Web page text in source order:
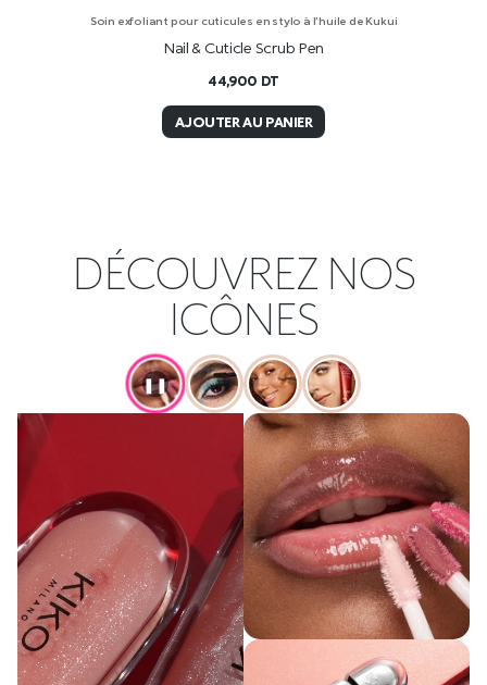
Soin exfoliant pour cuticules en stylo à l’huile de Kukui
Nail & Cuticle Scrub Pen
44,900 DT
AJOUTER AU PANIER
DÉCOUVREZ NOS
ICÔNES
❚❚